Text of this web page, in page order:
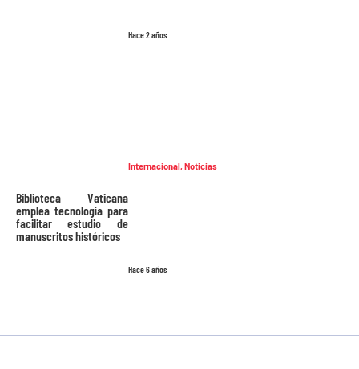
Hace 2 años
Internacional,Noticias
Hace 6 años
Biblioteca Vaticana
emplea tecnología para
facilitar estudio de
manuscritos históricos